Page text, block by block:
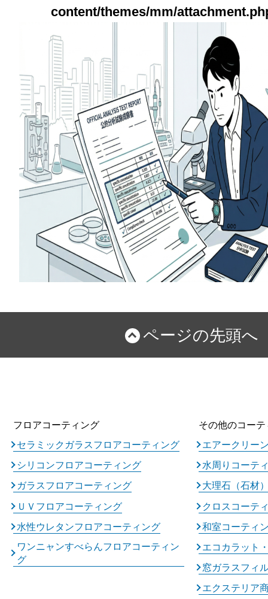
content/themes/mm/
ページの先頭へ
フロアコーティング
セラミックガラスフロアコーティング
シリコンフロアコーティング
ガラスフロアコーティング
ＵＶフロアコーティング
水性ウレタンフロアコーティング
ワンニャンすべらんフロアコーティン
グ
その他のコー
エアークリー
水周りコーテ
大理石（石材
クロスコーテ
和室コーティ
エコカラット
窓ガラスフィ
エクステリア